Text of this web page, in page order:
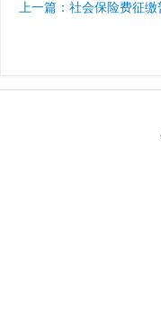
上一篇：社会保险费征缴